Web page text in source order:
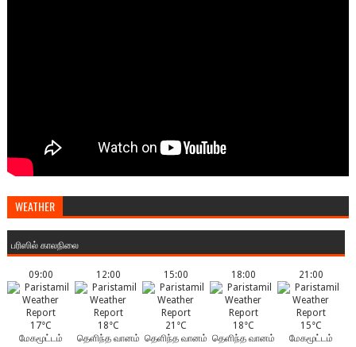
WEATHER
பரிஸில் காலநிலை
09:00
17°C
மேகமூட்டம்
12:00
18°C
தெளிந்த வானம்
15:00
21°C
தெளிந்த வானம்
18:00
18°C
தெளிந்த வானம்
21:00
15°C
மேகமூட்டம்